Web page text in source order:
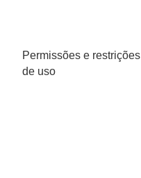
Permissões e restrições
de uso